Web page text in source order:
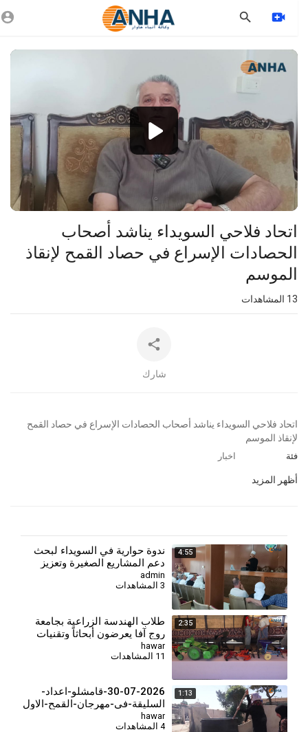
Video
Player
1080p
auto
اتحاد فلاحي السويداء يناشد أصحاب
الحصادات الإسراع في حصاد القمح لإنقاذ
الموسم
المشاهدات
شارك
⁣اتحاد فلاحي السويداء يناشد أصحاب الحصادات الإسراع في حصاد القمح
لإنقاذ الموسم
فئة اخبار
أظهر المزيد
4:55
⁣ندوة حوارية في السويداء لبحث
دعم المشاريع الصغيرة وتعزيز
الشراكات الاستثمارية
admin
3 المشاهدات
2:35
طلاب الهندسة الزراعية بجامعة
روج آفا يعرضون أبحاثاً وتقنيات
حديثة في مهرجان القمح الأول
hawar
11 المشاهدات
1:13
30-07-2026-قامشلو-اعداد-
السليقة-في-مهرجان-القمح-الاول
(8)
hawar
4 المشاهدات